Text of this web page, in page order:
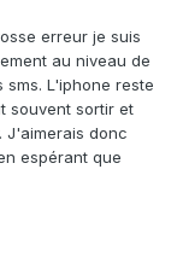
erreur je suis
au niveau de
L'iphone reste
souvent sortir et
J'aimerais donc
espérant que